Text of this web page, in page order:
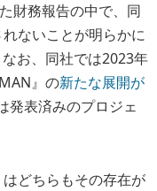
財務報告の中で、同
ないことが明らかに
なお、同社では2023年
』の新たな展開が
発表済みのプロジェ
どちらもその存在が